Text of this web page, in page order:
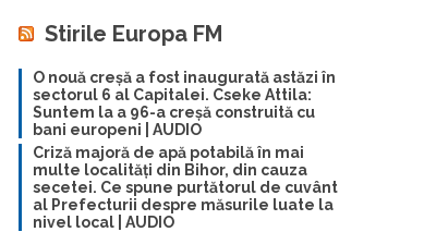
Stirile Europa FM
O nouă creșă a fost inaugurată astăzi în
sectorul 6 al Capitalei. Cseke Attila:
Suntem la a 96-a creșă construită cu
bani europeni | AUDIO
Criză majoră de apă potabilă în mai
multe localități din Bihor, din cauza
secetei. Ce spune purtătorul de cuvânt
al Prefecturii despre măsurile luate la
nivel local | AUDIO